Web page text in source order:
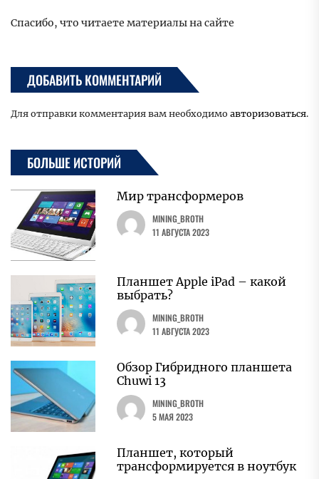
Спасибо, что читаете материалы на сайте
ДОБАВИТЬ КОММЕНТАРИЙ
Для отправки комментария вам необходимо авторизоваться.
БОЛЬШЕ ИСТОРИЙ
Мир трансформеров
MINING_BROTH
11 АВГУСТА 2023
Планшет Apple iPad – какой
выбрать?
MINING_BROTH
11 АВГУСТА 2023
Обзор Гибридного планшета
Chuwi 13
MINING_BROTH
5 МАЯ 2023
Планшет, который
трансформируется в ноутбук